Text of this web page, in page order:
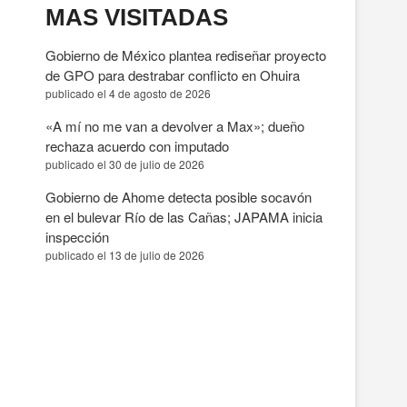
MAS VISITADAS
Gobierno de México plantea rediseñar proyecto
de GPO para destrabar conflicto en Ohuira
publicado el 4 de agosto de 2026
«A mí no me van a devolver a Max»; dueño
rechaza acuerdo con imputado
publicado el 30 de julio de 2026
Gobierno de Ahome detecta posible socavón
en el bulevar Río de las Cañas; JAPAMA inicia
inspección
publicado el 13 de julio de 2026